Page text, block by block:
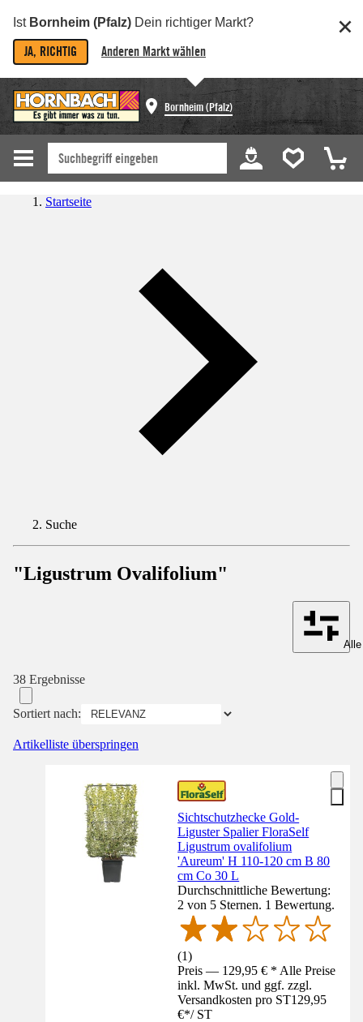
Ist Bornheim (Pfalz) Dein richtiger Markt?
JA, RICHTIG Anderen Markt wählen
Bornheim (Pfalz)
Startseite
Suche
"Ligustrum Ovalifolium"
38 Ergebnisse
Sortiert nach:
Artikelliste überspringen
Sichtschutzhecke Gold-
Liguster Spalier FloraSelf
Ligustrum ovalifolium
'Aureum' H 110-120 cm B 80
cm Co 30 L
Durchschnittliche Bewertung:
2 von 5 Sternen. 1 Bewertung.
(1)
Preis — 129,95 € * Alle Preise
inkl. MwSt. und ggf. zzgl.
Versandkosten pro ST129,95
€*/ ST